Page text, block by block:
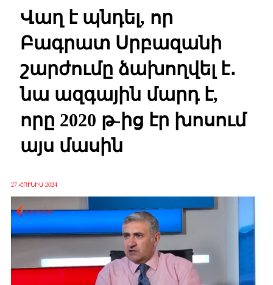
Վաղ է պնդել, որ
Բագրատ Սրբազանի
շարժումը ձախողվել է․
նա ազգային մարդ է,
որը 2020 թ-ից էր խոսում
այս մասին
27 ՀՈՒՆԻՍ 2024